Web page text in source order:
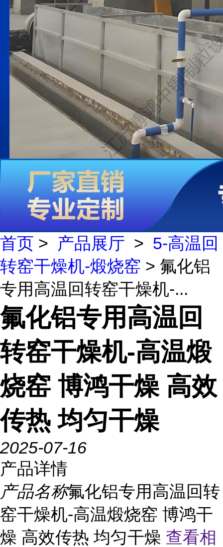
首页 > 产品展厅 > 5-高温回
转窑干燥机-煅烧窑 > 氟化铝
专用高温回转窑干燥机-...
氟化铝专用高温回
转窑干燥机-高温煅
烧窑 博鸿干燥 高效
传热 均匀干燥
2025-07-16
产品详情
产品名称氟化铝专用高温回转
窑干燥机-高温煅烧窑 博鸿干
燥 高效传热 均匀干燥 查看相